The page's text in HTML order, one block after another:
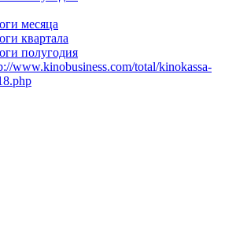
месяца
квартала
полугодия
www.kinobusiness.com/total/kinokassa-